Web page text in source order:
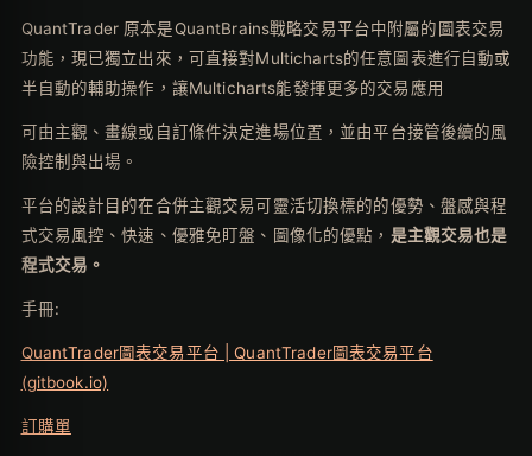
QuantTrader 原本是QuantBrains戰略交易平台中附屬的圖表交易
功能，現已獨立出來，可直接對Multicharts的任意圖表進行自動或
半自動的輔助操作，讓Multicharts能發揮更多的交易應用
可由主觀、畫線或自訂條件決定進場位置，並由平台接管後續的風
險控制與出場。
平台的設計目的在合併主觀交易可靈活切換標的的優勢、盤感與程
式交易風控、快速、優雅免盯盤、圖像化的優點， 是主觀交易也是
程式交易。
手冊:
QuantTrader圖表交易平台 | QuantTrader圖表交易平台
(gitbook.io)
訂購單